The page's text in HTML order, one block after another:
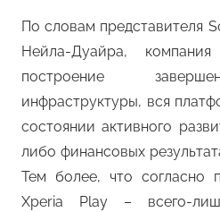
По словам представителя
Нейла-Дуайра,
построение
инфраструктуры, вся
состоянии активного
либо финансовых
Тем более, что согласно
Xperia Play – всего-